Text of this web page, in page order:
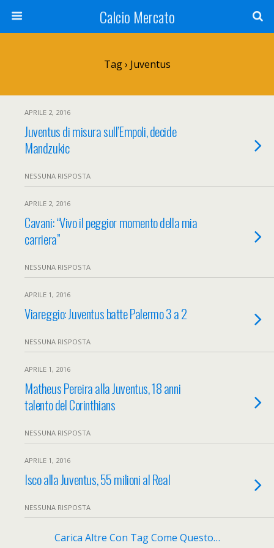
Calcio Mercato
Tag › Juventus
APRILE 2, 2016
Juventus di misura sull’Empoli, decide
Mandzukic
NESSUNA RISPOSTA
APRILE 2, 2016
Cavani: “Vivo il peggior momento della mia
carriera”
NESSUNA RISPOSTA
APRILE 1, 2016
Viareggio: Juventus batte Palermo 3 a 2
NESSUNA RISPOSTA
APRILE 1, 2016
Matheus Pereira alla Juventus, 18 anni
talento del Corinthians
NESSUNA RISPOSTA
APRILE 1, 2016
Isco alla Juventus, 55 milioni al Real
NESSUNA RISPOSTA
Carica Altre Con Tag Come Questo…